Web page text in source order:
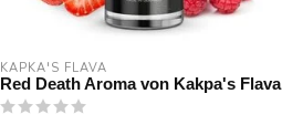
KAPKA'S FLAVA
Red Death Aroma von Kakpa's Flava